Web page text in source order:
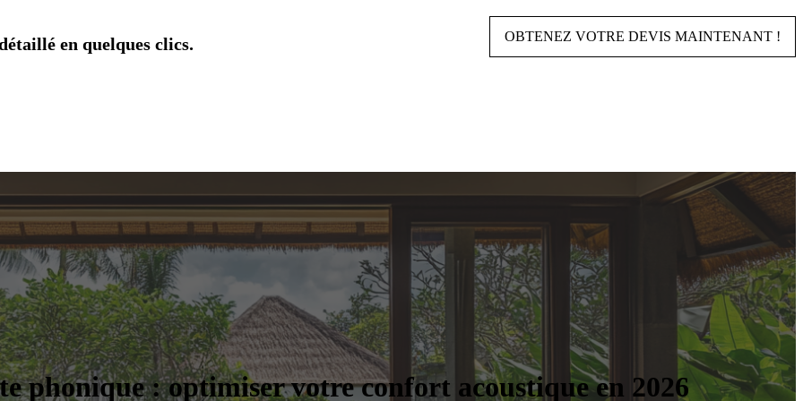
en quelques clics. OBTENEZ VOTRE DEVIS MAINTENANT !
phonique : optimiser votre confort acoustique en 2026